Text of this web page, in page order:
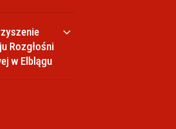
Rozgłośni
w Elblągu